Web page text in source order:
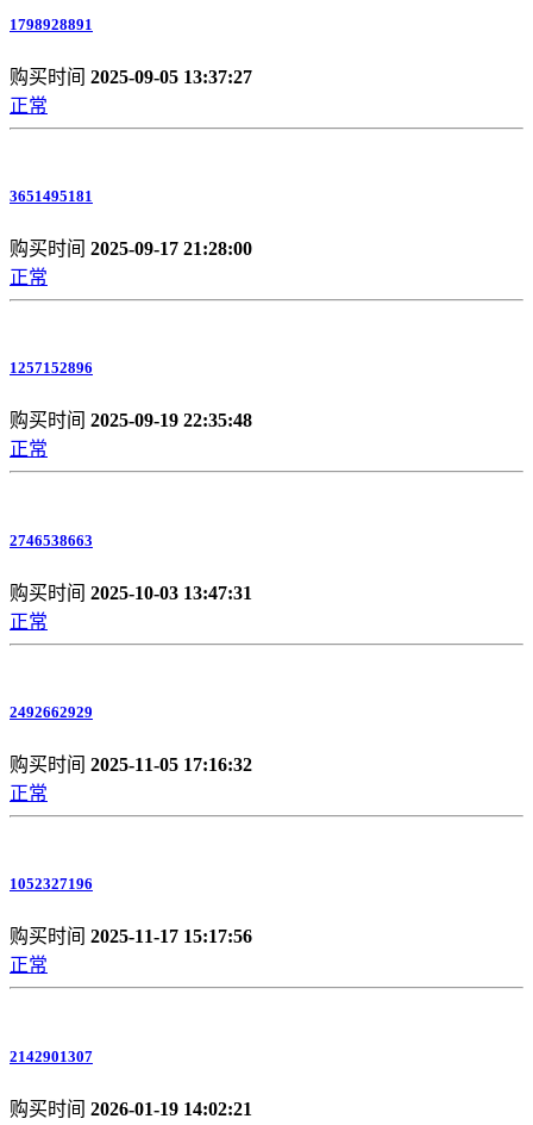
1798928891
购买时间 2025-09-05 13:37:27
正常
3651495181
购买时间 2025-09-17 21:28:00
正常
1257152896
购买时间 2025-09-19 22:35:48
正常
2746538663
购买时间 2025-10-03 13:47:31
正常
2492662929
购买时间 2025-11-05 17:16:32
正常
1052327196
购买时间 2025-11-17 15:17:56
正常
2142901307
购买时间 2026-01-19 14:02:21